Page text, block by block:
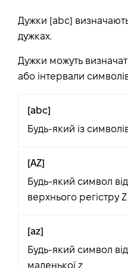
Дужки [abc]
дужках.
Дужки можуть
або інтервали
[abc]
Будь-який із
[AZ]
Будь-який символ
верхнього регістру Z
[az]
Будь-який символ
маленької z